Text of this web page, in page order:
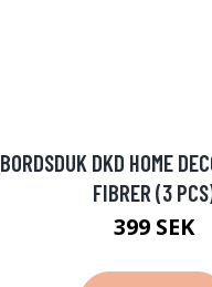
BORDSDUK DKD HOME
FIBRER (3
399 SEK